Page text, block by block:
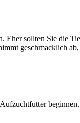
Eher sollten Sie die
geschmacklich